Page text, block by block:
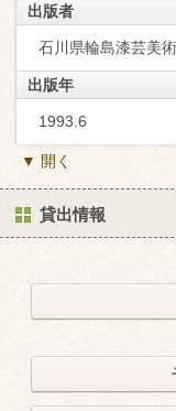
出版者
石川県輪島漆芸美
出版年
1993.6
▼ 開く
貸出情報